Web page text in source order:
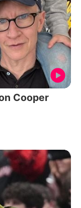
Cooper